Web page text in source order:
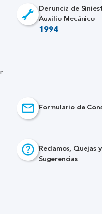
Denuncia de
Auxilio Mecánico
1994
Formulario de
Reclamos, Quejas y
Sugerencias